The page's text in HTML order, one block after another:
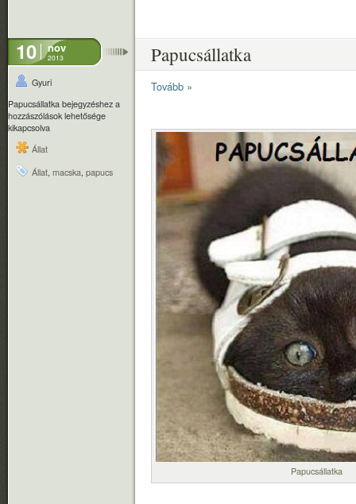
10 nov
2013
Gyuri
Papucsállatka bejegyzéshez a
hozzászólások lehetősége
kikapcsolva
Állat
Állat macska papucs
Papucsállatka
Tovább »
Papucsállatka